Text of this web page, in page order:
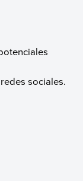
sociales.